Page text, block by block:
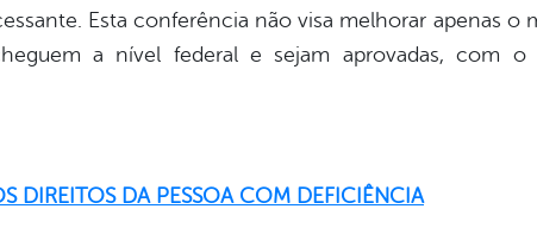
Esta conferência não visa melhorar apenas o
a nível federal e sejam aprovadas, com
DIREITOS DA PESSOA COM DEFICIÊNCIA